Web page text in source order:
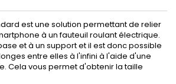
est une solution permettant de relier
à un fauteuil roulant électrique.
et à un support et il est donc possible
entre elles à l'infini à l'aide d'une
Cela vous permet d'obtenir la taille